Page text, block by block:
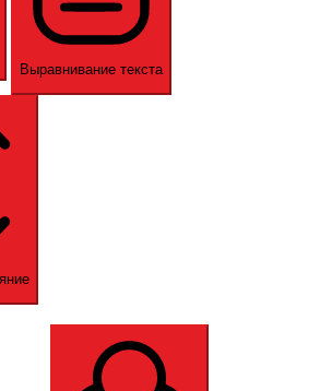
Выравнивание текста